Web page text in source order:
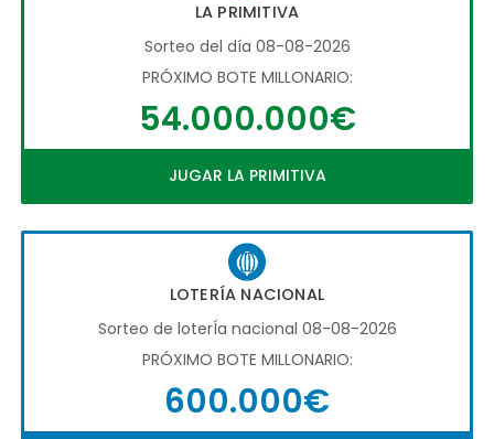
LA PRIMITIVA
Sorteo del día 08-08-2026
PRÓXIMO BOTE MILLONARIO:
54.000.000€
JUGAR LA PRIMITIVA
LOTERÍA NACIONAL
Sorteo de loterÍa nacional 08-08-2026
PRÓXIMO BOTE MILLONARIO:
600.000€